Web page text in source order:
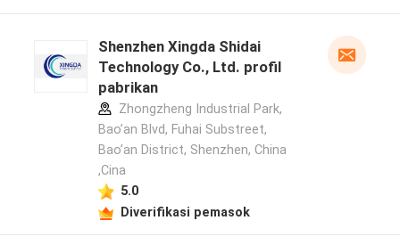
Shenzhen Xingda Shidai
Technology Co., Ltd. profil
pabrikan
Zhongzheng Industrial Park,
Bao’an Blvd, Fuhai Substreet,
Bao’an District, Shenzhen, China
,Cina
5.0
Diverifikasi pemasok